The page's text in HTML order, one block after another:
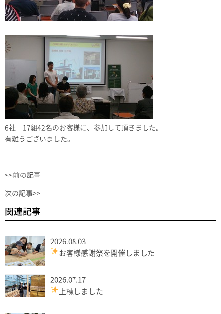
6社 17組42名のお客様に、参加して頂きました。
有難うございました。
<<前の記事
次の記事>>
関連記事
2026.08.03
お客様感謝祭を開催しました
2026.07.17
上棟しました